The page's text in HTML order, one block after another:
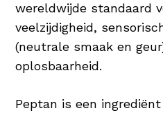
wereldwijde standaard
veelzijdigheid,
(neutrale smaak en
oplosbaarheid.
Peptan is een